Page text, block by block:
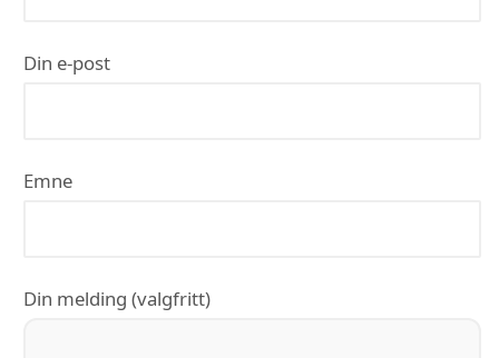
Din e-post
Emne
Din melding (valgfritt)